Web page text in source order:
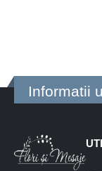
Informatii